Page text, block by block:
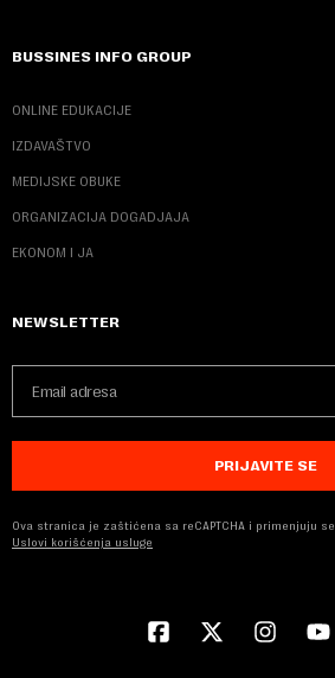
BUSSINES INFO GROUP
ONLINE EDUKACIJE
IZDAVAŠTVO
MEDIJSKE OBUKE
ORGANIZACIJA DOGADJAJA
EKONOM I JA
NEWSLETTER
PRIJAVITE SE
Ova stranica je zaštićena sa reCAPTCHA i primenjuju se
Uslovi korišćenja usluge